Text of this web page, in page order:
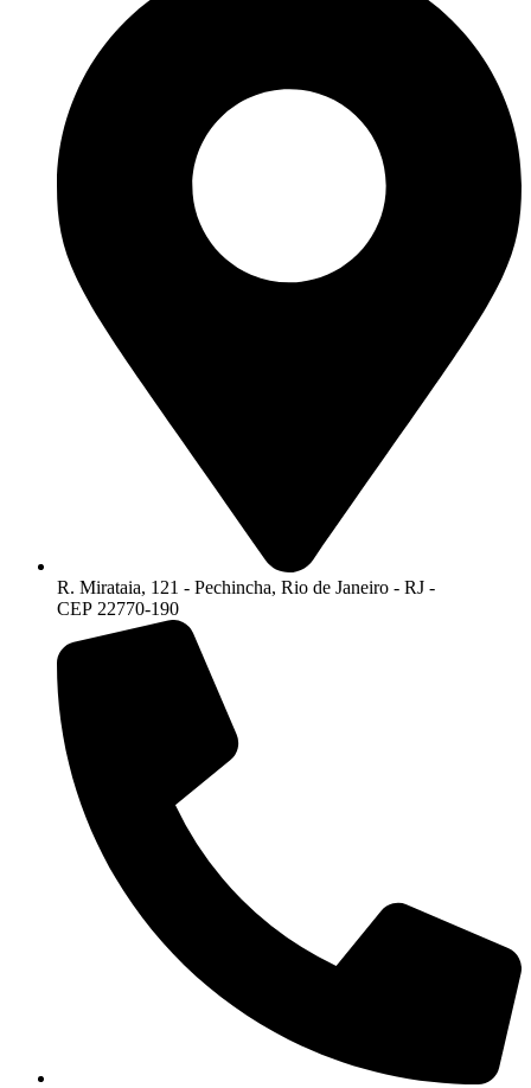
R. Mirataia, 121 - Pechincha, Rio de Janeiro - RJ -
CEP 22770-190